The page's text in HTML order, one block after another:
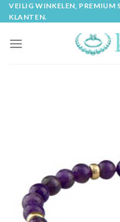
Skip
to
VEILIG WINKELEN, PREMIUM
KLANTEN.